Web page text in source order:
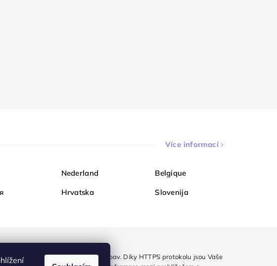
Více informací
Nederland Belgique
Hrvatska Slovenija
na Diamondi bezpečně a bez obav. Díky HTTPS protokolu jsou Vaše